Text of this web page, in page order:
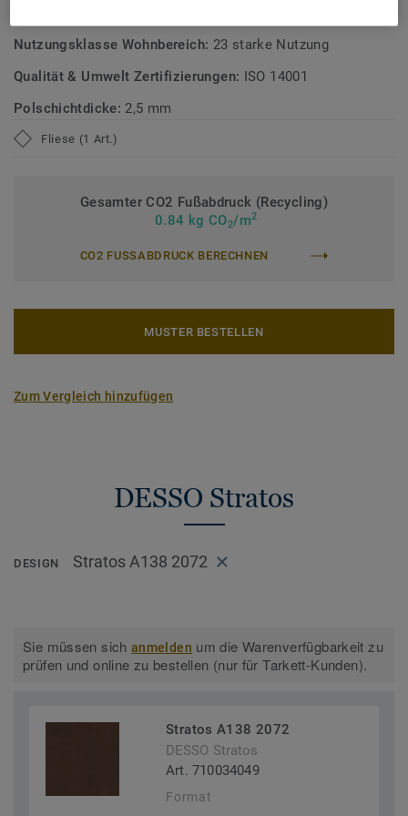
Nutzungsklasse Wohnbereich: 23 starke Nutzung
Qualität & Umwelt Zertifizierungen: ISO 14001
Polschichtdicke: 2,5 mm
Fliese (1 Art.)
Gesamter CO2 Fußabdruck (Recycling)
0.84 kg CO2/m2
CO2 FUSSABDRUCK BERECHNEN
MUSTER BESTELLEN
Zum Vergleich hinzufügen
DESSO Stratos
DESIGN Stratos A138 2072
Sie müssen sichanmelden um die Warenverfügbarkeit zu
prüfen und online zu bestellen (nur für Tarkett-Kunden).
Stratos A138 2072
DESSO Stratos
Art. 710034049
Format